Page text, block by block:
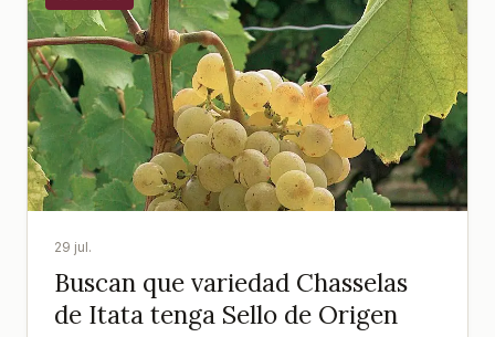
29 jul.
Buscan que variedad Chasselas
de Itata tenga Sello de Origen